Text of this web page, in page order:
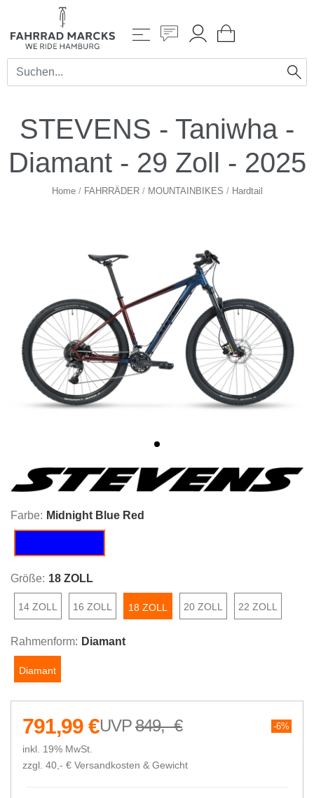
STEVENS - Taniwha -
Diamant - 29 Zoll - 2025
Home/ FAHRRÄDER/ MOUNTAINBIKES / Hardtail
Farbe: Midnight Blue Red
Größe: 18 ZOLL
14 ZOLL 16 ZOLL 18 ZOLL 20 ZOLL 22 ZOLL
Rahmenform: Diamant
Diamant
849,- € 6%
791,99 €
inkl. 19% MwSt.
zzgl. 40,- € Versandkosten & Gewicht